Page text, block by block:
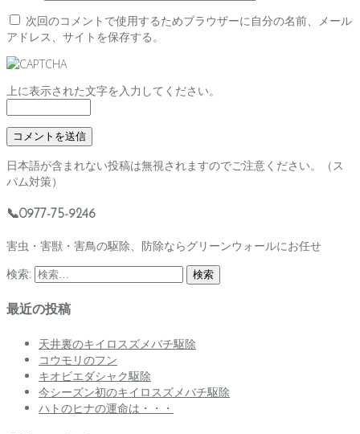
次回のコメントで使用するためブラウザーに自分の名前、メール
アドレス、サイトを保存する。
上に表示された文字を入力してください。
日本語が含まれない投稿は無視されますのでご注意ください。（ス
パム対策）
📞0977-75-9246
害虫・害獣・害鳥の駆除、防除ならグリーンウォールにお任せ
検索:
最近の投稿
天井裏のキイロスズメバチ駆除
コウモリのフン
キオビエダシャク駆除
今シーズン初のキイロスズメバチ駆除
ハトのヒナの運命は・・・